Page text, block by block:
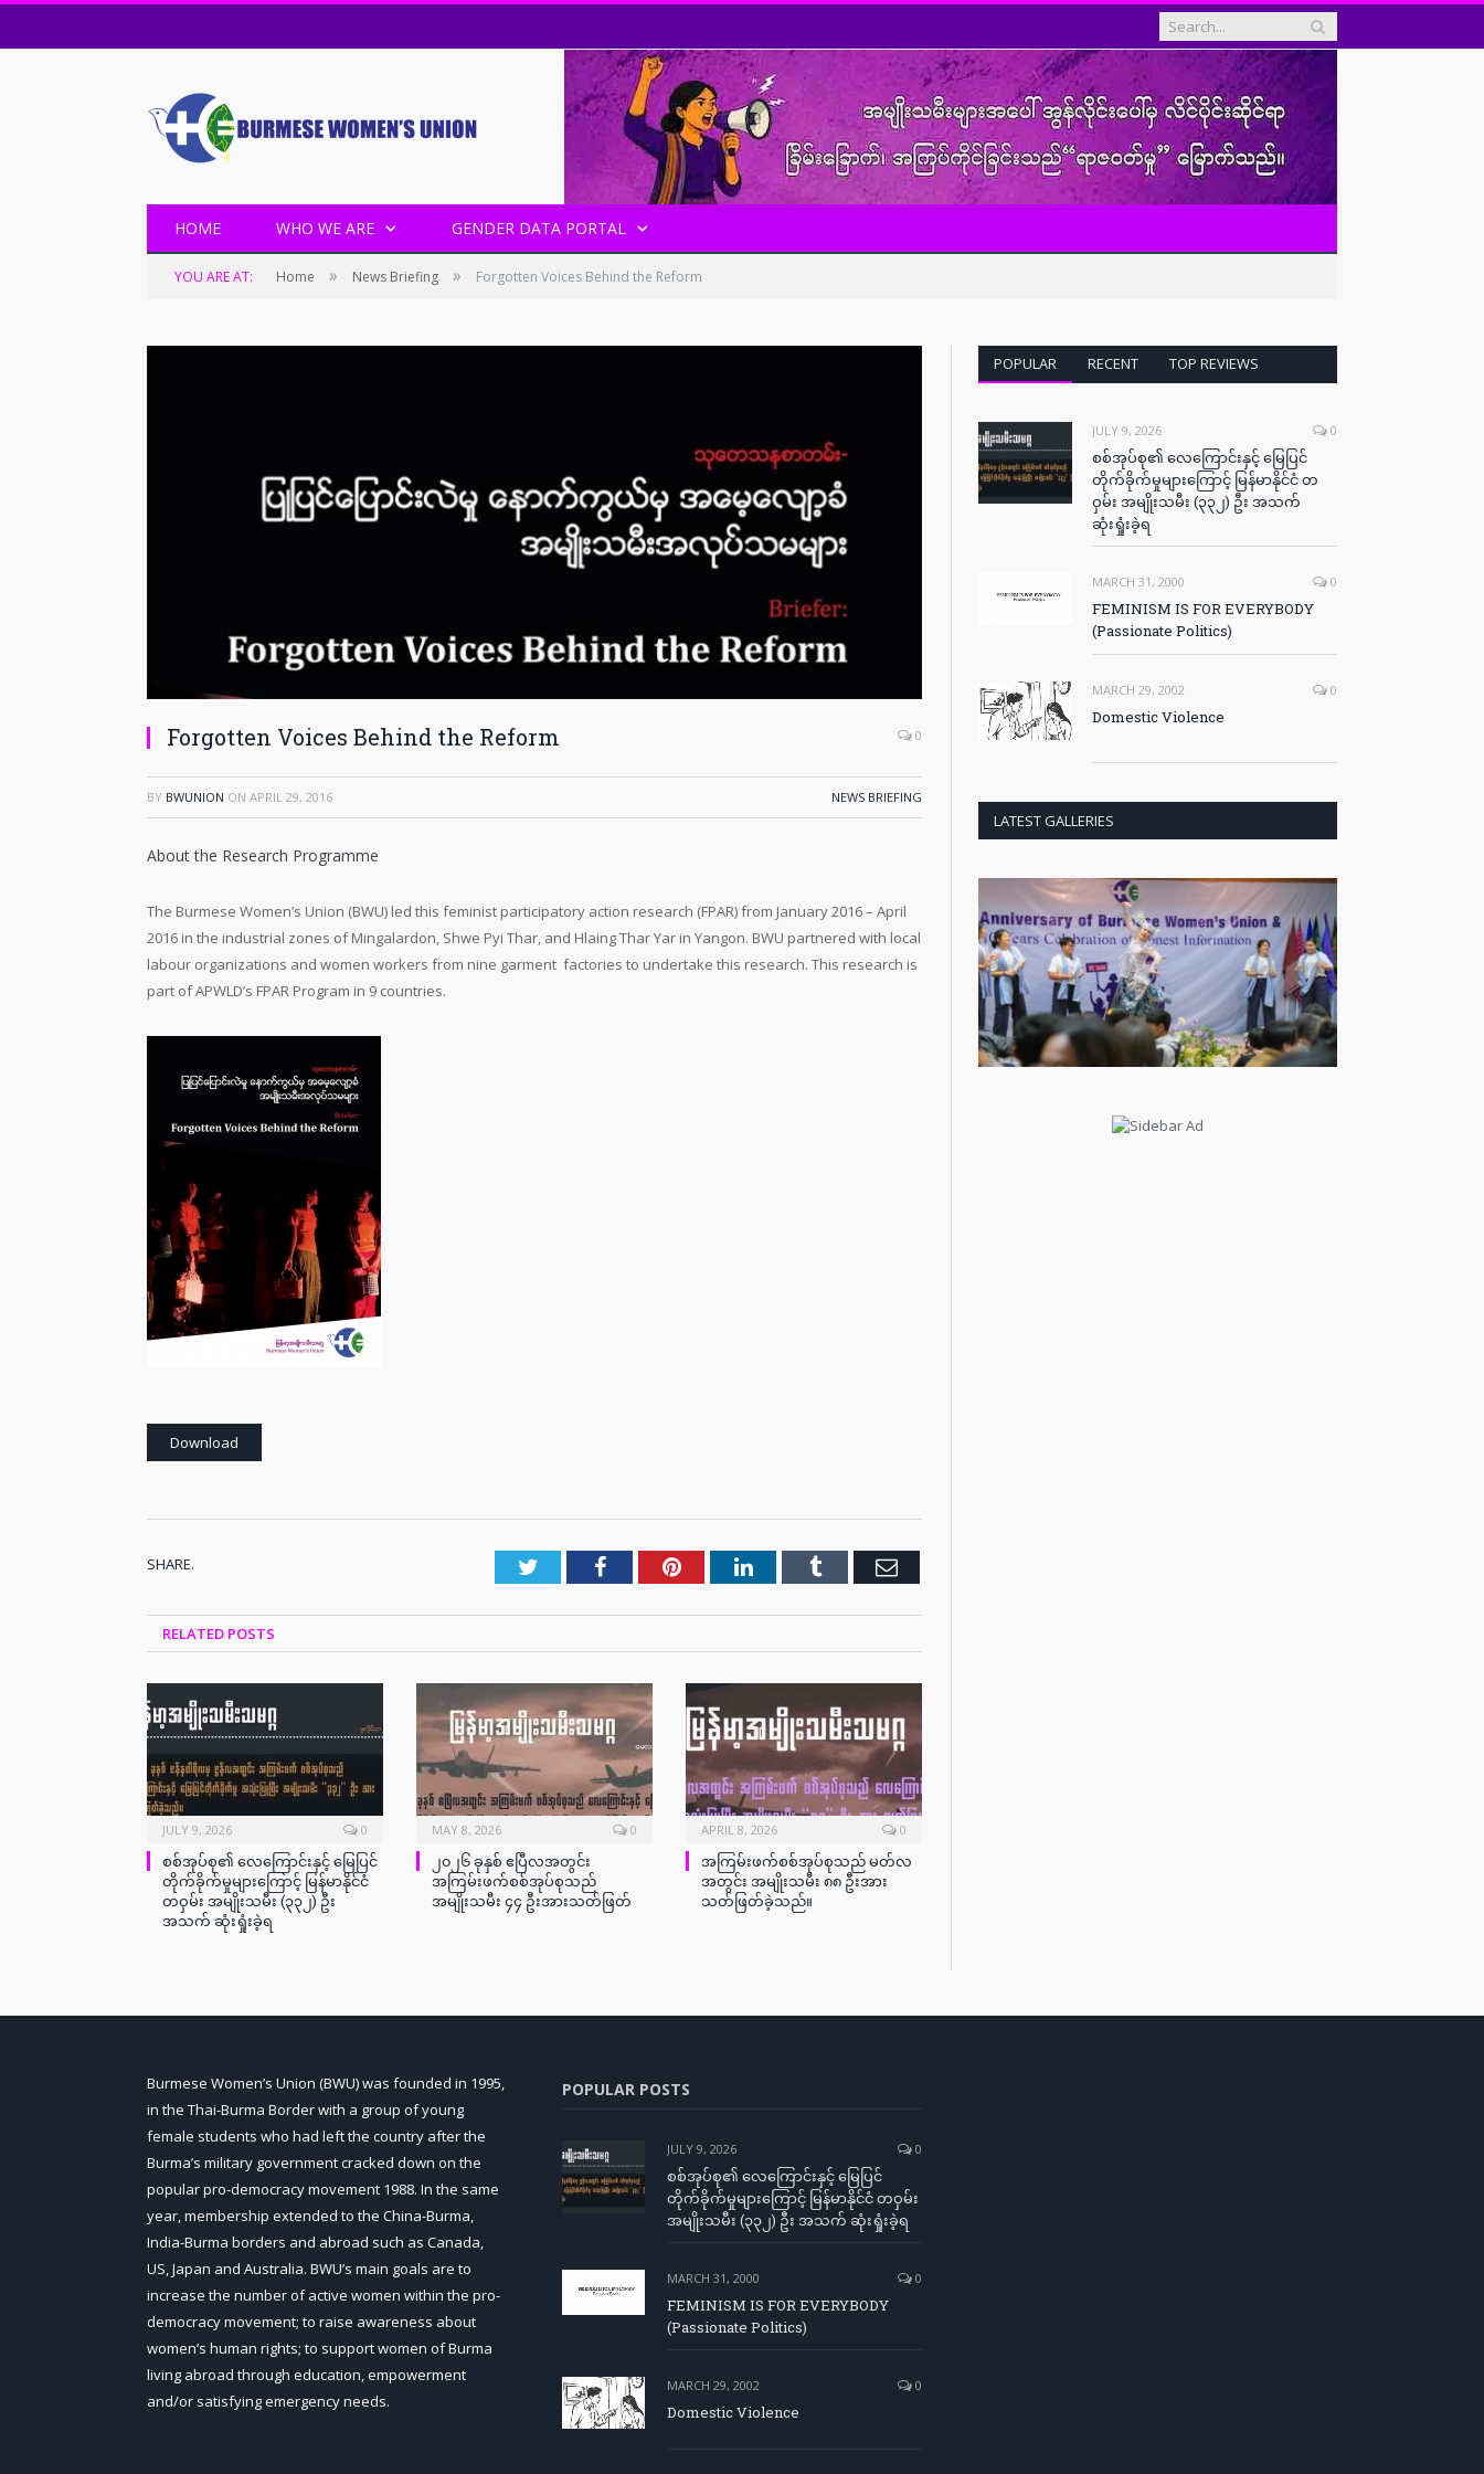
HOME WHO WE ARE GENDER DATA PORTAL
YOU ARE AT: Home » News Briefing » Forgotten Voices Behind the Reform
Forgotten Voices Behind the Reform 0
BY BWUNION ON APRIL 29, 2016 NEWS BRIEFING
About the Research Programme
The Burmese Women’s Union (BWU) led this feminist participatory action research (FPAR) from January 2016 – April
2016 in the industrial zones of Mingalardon, Shwe Pyi Thar, and Hlaing Thar Yar in Yangon. BWU partnered with local
labour organizations and women workers from nine garment factories to undertake this research. This research is
part of APWLD’s FPAR Program in 9 countries.
Download
SHARE. TwitterFacebookPinterestLinkedInTumblr Email
RELATED POSTS
JULY 9, 2026 0
စစ်အုပ်စု၏ လေကြောင်းနှင့် မြေပြင်
တိုက်ခိုက်မှုများကြောင့် မြန်မာနိုင်ငံ
တဝှမ်း အမျိုးသမီး (၃၃၂) ဦး
အသက် ဆုံးရှုံးခဲ့ရ
MAY 8, 2026 0
၂၀၂၆ ခုနှစ် ဧပြီလအတွင်း
အကြမ်းဖက်စစ်အုပ်စုသည်
အမျိုးသမီး ၄၄ ဦးအားသတ်ဖြတ်
APRIL 8, 2026 0
အကြမ်းဖက်စစ်အုပ်စုသည် မတ်လ
အတွင်း အမျိုးသမီး ၈၈ ဦးအား
သတ်ဖြတ်ခဲ့သည်။
POPULAR RECENT TOP REVIEWS
JULY 9, 2026 0
စစ်အုပ်စု၏ လေကြောင်းနှင့် မြေပြင်
တိုက်ခိုက်မှုများကြောင့် မြန်မာနိုင်ငံ တ
ဝှမ်း အမျိုးသမီး (၃၃၂) ဦး အသက်
ဆုံးရှုံးခဲ့ရ
MARCH 31, 2000 0
FEMINISM IS FOR EVERYBODY
(Passionate Politics)
MARCH 29, 2002 0
Domestic Violence
LATEST GALLERIES
Burmese Women’s Union (BWU) was founded in 1995,
in the Thai-Burma Border with a group of young
female students who had left the country after the
Burma’s military government cracked down on the
popular pro-democracy movement 1988. In the same
year, membership extended to the China-Burma,
India-Burma borders and abroad such as Canada,
US, Japan and Australia. BWU’s main goals are to
increase the number of active women within the pro-
democracy movement; to raise awareness about
women’s human rights; to support women of Burma
living abroad through education, empowerment
and/or satisfying emergency needs.
POPULAR POSTS
JULY 9, 2026 0
စစ်အုပ်စု၏ လေကြောင်းနှင့် မြေပြင်
တိုက်ခိုက်မှုများကြောင့် မြန်မာနိုင်ငံ တဝှမ်း
အမျိုးသမီး (၃၃၂) ဦး အသက် ဆုံးရှုံးခဲ့ရ
MARCH 31, 2000 0
FEMINISM IS FOR EVERYBODY
(Passionate Politics)
MARCH 29, 2002 0
Domestic Violence